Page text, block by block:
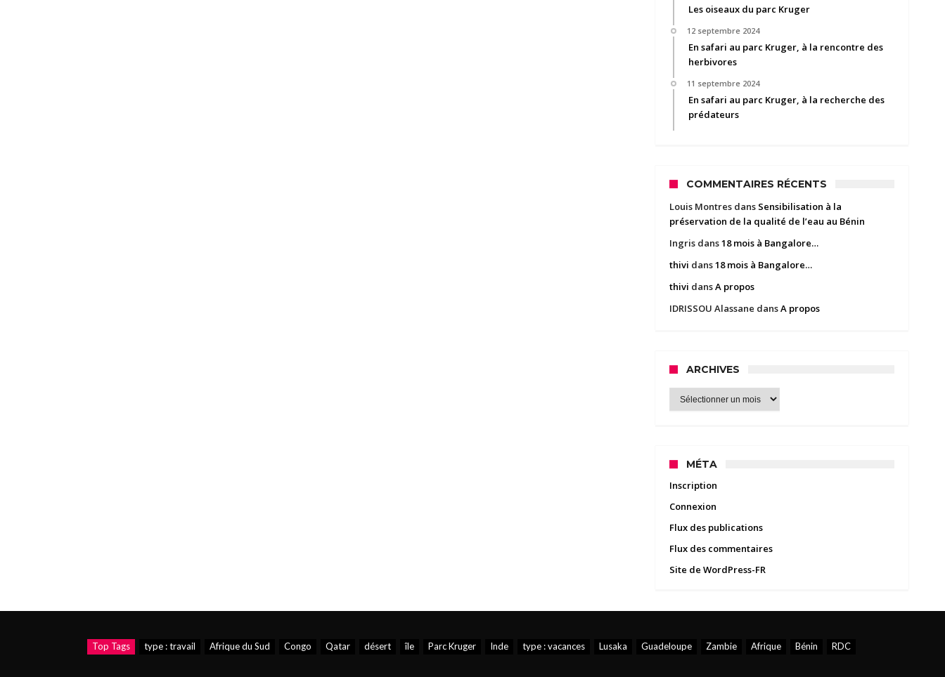
Les oiseaux du parc Kruger
12 septembre 2024
En safari au parc Kruger, à la rencontre des
herbivores
11 septembre 2024
En safari au parc Kruger, à la recherche des
prédateurs
COMMENTAIRES RÉCENTS
Louis Montres dans Sensibilisation à la
préservation de la qualité de l’eau au Bénin
Ingris dans18 mois à Bangalore…
thivi dans18 mois à Bangalore…
thivi dansA propos
IDRISSOU Alassane dansA propos
ARCHIVES
Archives
MÉTA
Inscription
Connexion
Flux des publications
Flux des commentaires
Site de WordPress-FR
Top Tags type : travail Afrique du Sud Congo Qatar désert île Parc Kruger Inde type : vacances Lusaka Guadeloupe Zambie Afrique Bénin RDC